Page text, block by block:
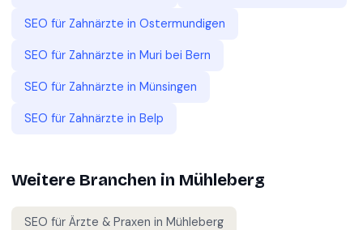
SEO für Zahnärzte in Ostermundigen
SEO für Zahnärzte in Muri bei Bern
SEO für Zahnärzte in Münsingen
SEO für Zahnärzte in Belp
Weitere Branchen in Mühleberg
SEO für Ärzte & Praxen in Mühleberg